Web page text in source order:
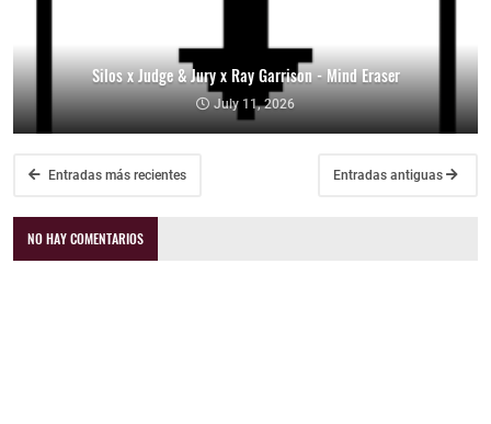
Silos x Judge & Jury x Ray Garrison - Mind Eraser
July 11, 2026
Entradas más recientes Entradas antiguas
NO HAY COMENTARIOS